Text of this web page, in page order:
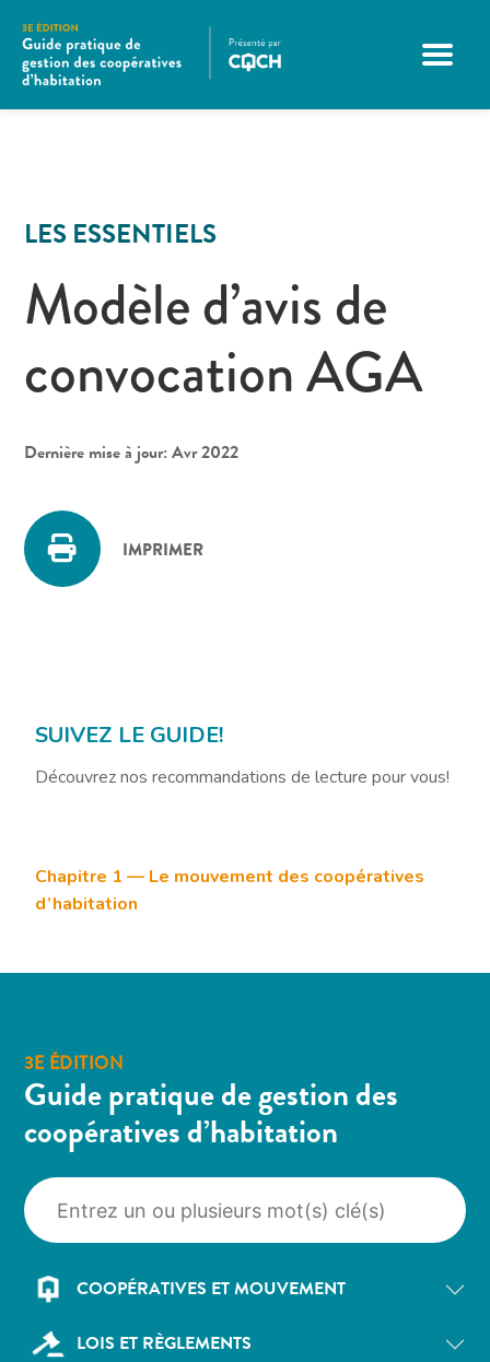
LES ESSENTIELS
Modèle d’avis de
convocation AGA
Dernière mise à jour: Avr 2022
IMPRIMER
SUIVEZ LE GUIDE!
Découvrez nos recommandations de lecture pour vous!
Chapitre 1 — Le mouvement des coopératives
d’habitation
3E ÉDITION
Guide pratique de gestion des
coopératives d’habitation
COOPÉRATIVES ET MOUVEMENT
LOIS ET RÈGLEMENTS